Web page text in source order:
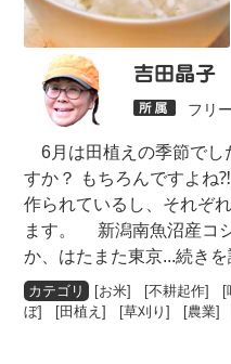
吉田晶子
フリー
6月は田植えの季節でし
すか？ もちろんですよ
作られているし、それぞ
ます。 新潟南魚沼産コ
か、はたまた東京...続き
[お米] [不耕起作] [
ぼ] [田植え] [草刈り] [農業]